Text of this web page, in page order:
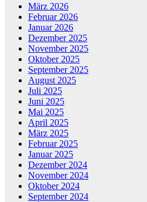
März 2026
Februar 2026
Januar 2026
Dezember 2025
November 2025
Oktober 2025
September 2025
August 2025
Juli 2025
Juni 2025
Mai 2025
April 2025
März 2025
Februar 2025
Januar 2025
Dezember 2024
November 2024
Oktober 2024
September 2024